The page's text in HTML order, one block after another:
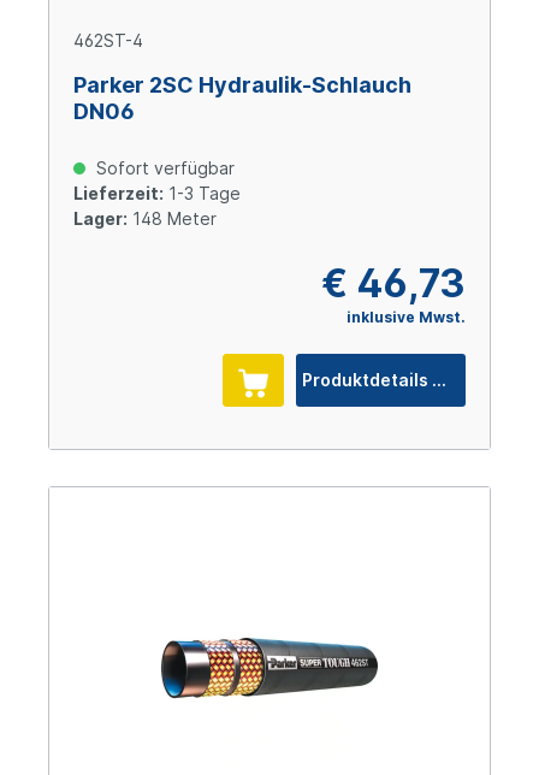
462ST-4
Parker 2SC Hydraulik-Schlauch
DN06
Sofort verfügbar
Lieferzeit: 1-3 Tage
Lager: 148 Meter
€ 46,73
inklusive Mwst.
Produktdetails